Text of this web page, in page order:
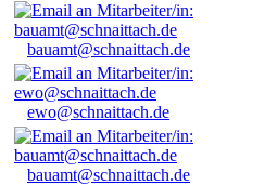
bauamt@schnaittach.de
ewo@schnaittach.de
bauamt@schnaittach.de